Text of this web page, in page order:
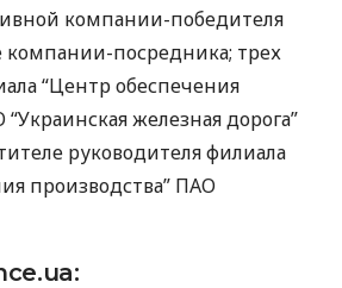
компании-победителя
компании-посредника; трех
“Центр обеспечения
“Украинская железная дорога”
руководителя филиала
производства” ПАО